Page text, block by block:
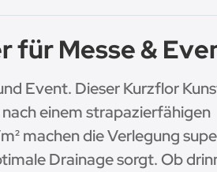
für Messe &
Event. Dieser Kurzflor
einem strapazierfähigen
machen die Verlegung
Drainage sorgt. Ob